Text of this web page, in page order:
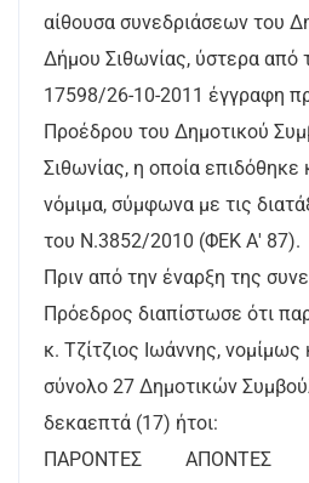
αίθουσα συνεδριάσεων του
Δήμου Σιθωνίας, ύστερα από
17598/26-10-2011 έγγραφη
Προέδρου του Δημοτικού
Σιθωνίας, η οποία επιδόθηκε
νόμιμα, σύμφωνα με τις
του Ν.3852/2010 (ΦΕΚ Α' 87).
Πριν από την έναρξη της
Πρόεδρος διαπίστωσε ότι
κ. Τζίτζιος Ιωάννης, νομίμως
σύνολο 27 Δημοτικών
δεκαεπτά (17) ήτοι:
ΠΑΡΟΝΤΕΣ ΑΠΟΝΤΕΣ